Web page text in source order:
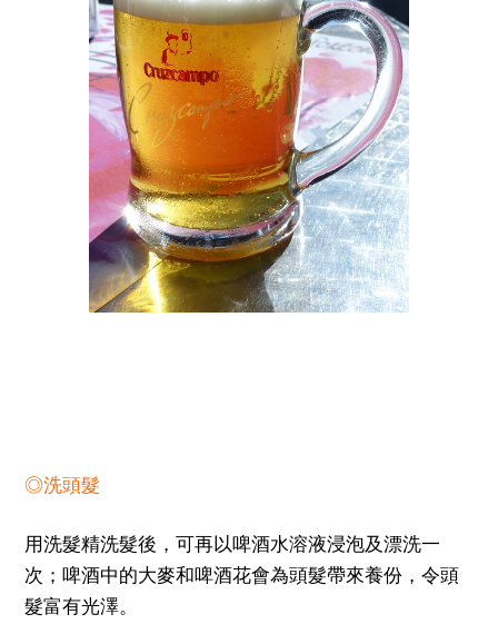
◎洗頭髮
用洗髮精洗髮後，可再以啤酒水溶液浸泡及漂洗一
次；啤酒中的大麥和啤酒花會為頭髮帶來養份，令頭
髮富有光澤。